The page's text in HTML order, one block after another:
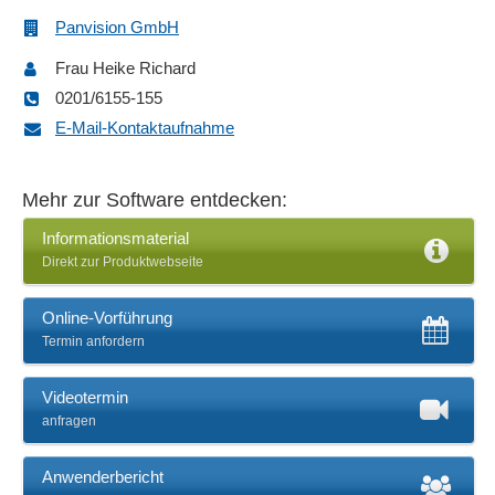
Kampagnenmanagement
Kommentarfunktion
Komponentenmanagement
Kundenkonten
Mandantenfähig
Medienbibliothek
Mehrbenutzerfähigkeit
Mehrsprachigkeit
Metadaten
Multimedia Content
Multimediaeinbindung
Newsfunktionen
Panvision GmbH
Frau Heike Richard
0201/6155-155
E-Mail-Kontaktaufnahme
Mehr zur Software entdecken:
Informationsmaterial
Direkt zur Produktwebseite
Online-Vorführung
Termin anfordern
Videotermin
anfragen
Anwenderbericht